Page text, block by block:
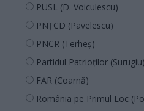
PUSL (D. Voiculescu)
PNȚCD (Pavelescu)
PNCR (Terheș)
Partidul Patrioților (Surugiu)
FAR (Coarnă)
România pe Primul Loc